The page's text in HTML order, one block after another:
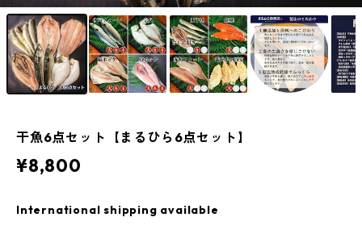
干魚6点セット【まるひら6点セット】
¥8,800
International shipping available